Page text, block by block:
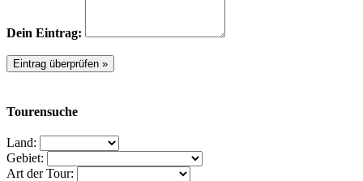
Dein Eintrag:
Tourensuche
Land:
Gebiet:
Art der Tour: